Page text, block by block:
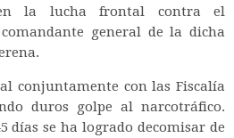
la lucha frontal contra el
general de la dicha
conjuntamente con las Fiscalía
duros golpe al narcotráfico.
días se ha logrado decomisar de